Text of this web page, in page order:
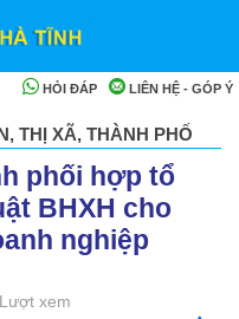
LIÊN HỆ - GÓP Ý
HỎI ĐÁP
THỊ XÃ, THÀNH PHỐ
phối hợp tổ
BHXH cho
nghiệp
Lượt xem